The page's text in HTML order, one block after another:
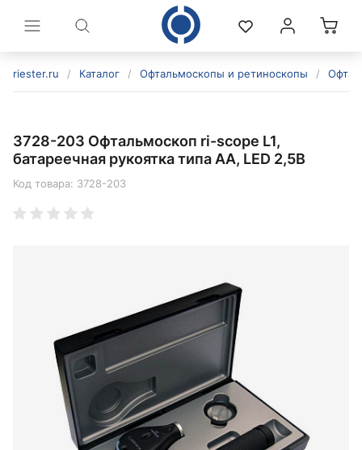
riester.ru / Каталог / Офтальмоскопы и ретиноскопы /
3728-203 Офтальмоскоп ri-scope L1,
батареечная рукоятка типа AA, LED 2,5В
Код товара: 3728-203
политикой конфиденциальности